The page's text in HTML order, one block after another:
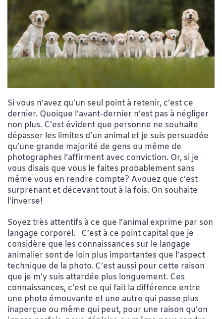
Si vous n’avez qu’un seul point à retenir, c’est ce
dernier. Quoique l’avant-dernier n’est pas à négliger
non plus. C’est évident que personne ne souhaite
dépasser les limites d’un animal et je suis persuadée
qu’une grande majorité de gens ou même de
photographes l’affirment avec conviction. Or, si je
vous disais que vous le faites probablement sans
même vous en rendre compte? Avouez que c’est
surprenant et décevant tout à la fois. On souhaite
l’inverse!
Soyez très attentifs à ce que l’animal exprime par son
langage corporel. C’est à ce point capital que je
considère que les connaissances sur le langage
animalier sont de loin plus importantes que l’aspect
technique de la photo. C’est aussi pour cette raison
que je m’y suis attardée plus longuement. Ces
connaissances, c’est ce qui fait la différence entre
une photo émouvante et une autre qui passe plus
inaperçue ou même qui peut, pour une raison qu’on